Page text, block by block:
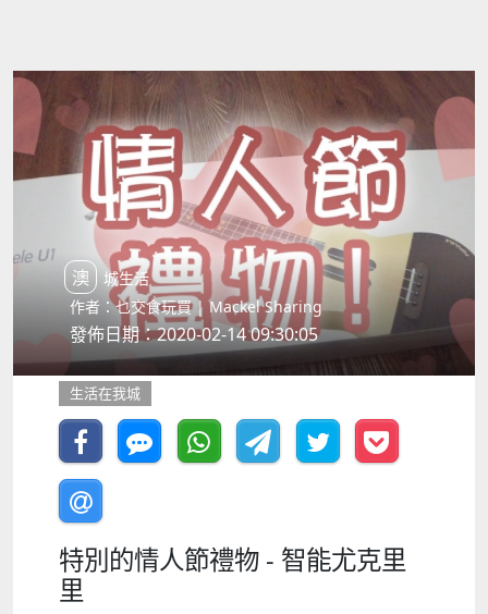
澳城生活
作者：乜交食玩買 | Mackel Sharing
發佈日期：2020-02-14 09:30:05
生活在我城
特別的情人節禮物 - 智能尤克里
里